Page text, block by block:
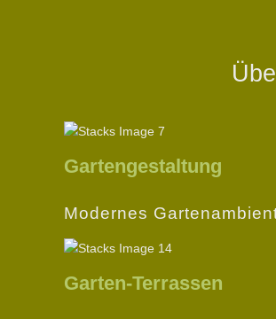
Gartengestaltung
Modernes
Garten-Terrassen